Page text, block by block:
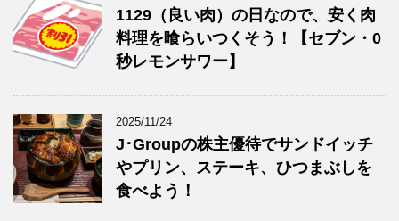
ブ
1129（良い肉）の日なので、安く肉
料理を喰らいつくそう！【セブン・0
秒レモンサワー】
2025/11/24
J･Groupの株主優待でサンドイッチ
やプリン、ステーキ、ひつまぶしを
食べよう！